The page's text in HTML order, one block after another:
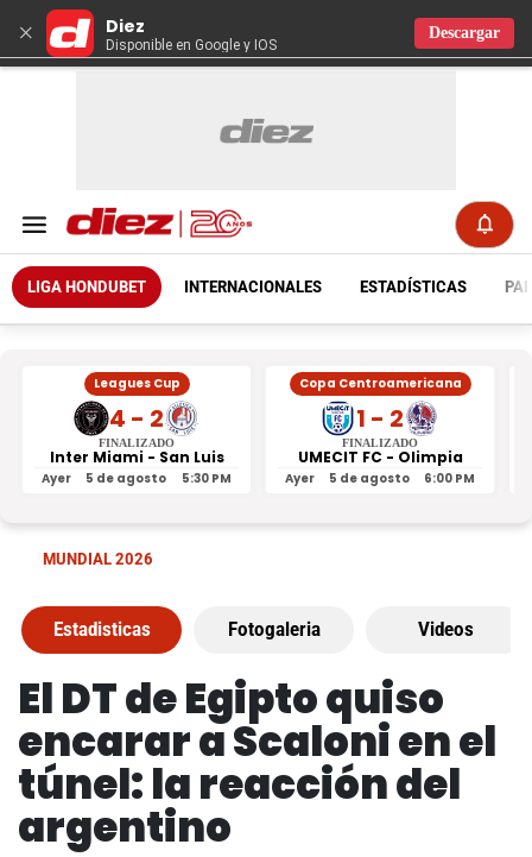
× Diez
Disponible en Google y IOS
Descargar
LIGA HONDUBET INTERNACIONALES ESTADÍSTICAS
Leagues Cup
4 - 2
FINALIZADO
Inter Miami - San Luis
Ayer 5 de agosto 5:30 PM
Copa Centroamericana
1 - 2
FINALIZADO
UMECIT FC - Olimpia
Ayer 5 de agosto 6:00 PM
MUNDIAL 2026
Estadisticas Fotogaleria Videos
El DT de Egipto quiso
encarar a Scaloni en el
túnel: la reacción del
argentino